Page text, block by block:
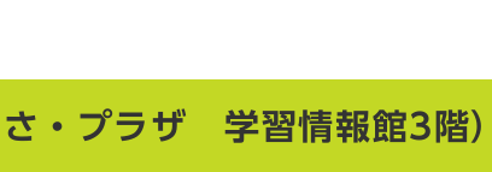
・プラザ 学習情報館3階）